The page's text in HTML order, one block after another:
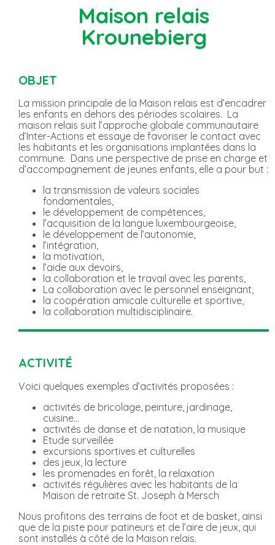
Maison relais
Krounebierg
OBJET
La mission principale de la Maison relais est d’encadrer
les enfants en dehors des périodes scolaires. La
maison relais suit l’approche globale communautaire
d’Inter-Actions et essaye de favoriser le contact avec
les habitants et les organisations implantées dans la
commune. Dans une perspective de prise en charge et
d’accompagnement de jeunes enfants, elle a pour but :
la transmission de valeurs sociales
fondamentales,
le développement de compétences,
l’acquisition de la langue luxembourgeoise,
le développement de l’autonomie,
l’intégration,
la motivation,
l’aide aux devoirs,
la collaboration et le travail avec les parents,
La collaboration avec le personnel enseignant,
la coopération amicale culturelle et sportive,
la collaboration multidisciplinaire.
ACTIVITÉ
Voici quelques exemples d’activités proposées :
activités de bricolage, peinture, jardinage,
cuisine…
activités de danse et de natation, la musique
Etude surveillée
excursions sportives et culturelles
des jeux, la lecture
les promenades en forêt, la relaxation
activités régulières avec les habitants de la
Maison de retraite St. Joseph à Mersch
Nous profitons des terrains de foot et de basket, ainsi
que de la piste pour patineurs et de l’aire de jeux, qui
sont installés à côté de la Maison relais.